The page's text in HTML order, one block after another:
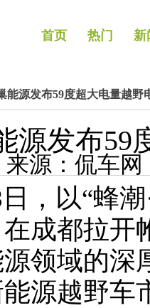
首页 热门 新
能源发布59度超大电量越野
源发布59
源：侃车
，以“蜂
成都拉开
领域的深
源越野车